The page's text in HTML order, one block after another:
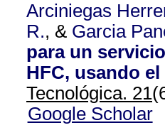
Arciniegas
R., & Garcia
para un
HFC, usando
Tecnológica. 21
Google Scholar